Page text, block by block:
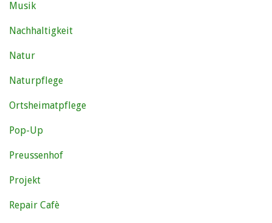
Musik
Nachhaltigkeit
Natur
Naturpflege
Ortsheimatpflege
Pop-Up
Preussenhof
Projekt
Repair Cafè